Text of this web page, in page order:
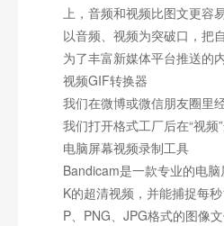
上，音频和视频比图文更容
以音频、视频为突破口，把
为了丰富新媒体平台推送的
视频GIF转换器
我们在微博或微信朋友圈里
我们打开格式工厂后在“视频
电脑屏幕视频录制工具
Bandicam是一款专业的电
K的超清视频，并能捕捉每
P、PNG、JPG格式的图像